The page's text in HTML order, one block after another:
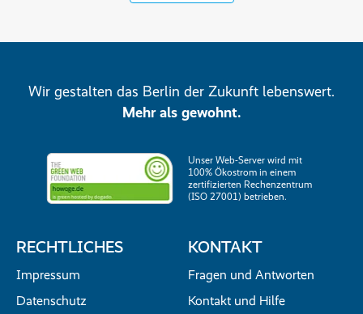
Wir gestalten das Berlin der Zukunft lebenswert.
Mehr als gewohnt.
Unser Web-Server wird mit
100% Ökostrom in einem
zertifizierten Rechenzentrum
(ISO 27001) betrieben.
RECHTLICHES
Impressum
Datenschutz
KONTAKT
Fragen und Antworten
Kontakt und Hilfe